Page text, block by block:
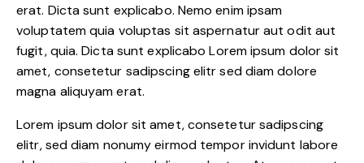
erat. Dicta sunt explicabo. Nemo enim ipsam
voluptatem quia voluptas sit aspernatur aut odit aut
fugit, quia. Dicta sunt explicabo Lorem ipsum dolor sit
amet, consetetur sadipscing elitr sed diam dolore
magna aliquyam erat.
Lorem ipsum dolor sit amet, consetetur sadipscing
elitr, sed diam nonumy eirmod tempor invidunt labore